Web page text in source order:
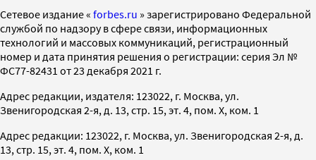
Cетевое издание « forbes.ru » зарегистрировано Федеральной
службой по надзору в сфере связи, информационных
технологий и массовых коммуникаций, регистрационный
номер и дата принятия решения о регистрации: серия Эл №
ФС77-82431 от 23 декабря 2021 г.
Адрес редакции, издателя: 123022, г. Москва, ул.
Звенигородская 2-я, д. 13, стр. 15, эт. 4, пом. X, ком. 1
Адрес редакции: 123022, г. Москва, ул. Звенигородская 2-я, д.
13, стр. 15, эт. 4, пом. X, ком. 1